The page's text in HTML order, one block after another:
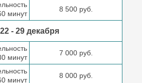
минут
8 500 руб.
22 - 29 декабря
минут
7 000 руб.
минут
8 000 руб.